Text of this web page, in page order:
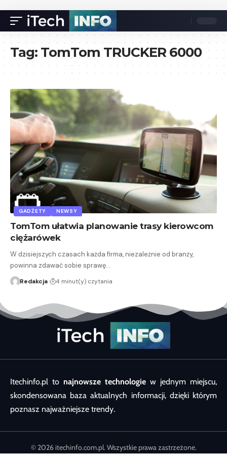
Tag: TomTom TRUCKER 6000
GADŻETY NEWSY
TomTom ułatwia planowanie trasy kierowcom
ciężarówek
W dzisiejszych czasach każda firma, niezależnie od branży,
powinna zdawać sobie sprawę…
Redakcja 4 minut(y) czytania
Itechinfo.pl to najnowsze technologie w jednym miejscu,
skondensowana baza aktualnych informacji, dzięki którym
poznasz najważniejsze trendy.
© 2026 itechinfo.com.pl. Wszystkie prawa zastrzeżone.